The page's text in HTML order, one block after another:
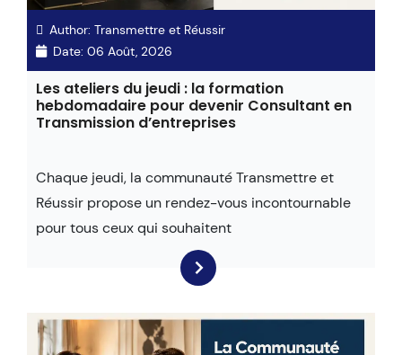
Author: Transmettre et Réussir
Date: 06 Août, 2026
Les ateliers du jeudi : la formation
hebdomadaire pour devenir Consultant en
Transmission d’entreprises
Chaque jeudi, la communauté Transmettre et
Réussir propose un rendez-vous incontournable
pour tous ceux qui souhaitent